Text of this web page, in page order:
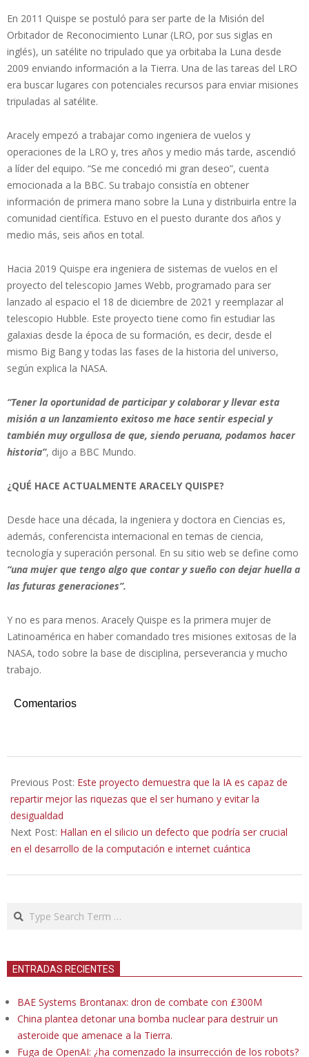
En 2011 Quispe se postuló para ser parte de la Misión del
Orbitador de Reconocimiento Lunar (LRO, por sus siglas en
inglés), un satélite no tripulado que ya orbitaba la Luna desde
2009 enviando información a la Tierra. Una de las tareas del LRO
era buscar lugares con potenciales recursos para enviar misiones
tripuladas al satélite.
Aracely empezó a trabajar como ingeniera de vuelos y
operaciones de la LRO y, tres años y medio más tarde, ascendió
a líder del equipo. “Se me concedió mi gran deseo”, cuenta
emocionada a la BBC. Su trabajo consistía en obtener
información de primera mano sobre la Luna y distribuirla entre la
comunidad científica. Estuvo en el puesto durante dos años y
medio más, seis años en total.
Hacia 2019 Quispe era ingeniera de sistemas de vuelos en el
proyecto del telescopio James Webb, programado para ser
lanzado al espacio el 18 de diciembre de 2021 y reemplazar al
telescopio Hubble. Este proyecto tiene como fin estudiar las
galaxias desde la época de su formación, es decir, desde el
mismo Big Bang y todas las fases de la historia del universo,
según explica la NASA.
“Tener la oportunidad de participar y colaborar y llevar esta
misión a un lanzamiento exitoso me hace sentir especial y
también muy orgullosa de que, siendo peruana, podamos hacer
historia”, dijo a BBC Mundo.
¿QUÉ HACE ACTUALMENTE ARACELY QUISPE?
Desde hace una década, la ingeniera y doctora en Ciencias es,
además, conferencista internacional en temas de ciencia,
tecnología y superación personal. En su sitio web se define como
“una mujer que tengo algo que contar y sueño con dejar huella a
las futuras generaciones”.
Y no es para menos. Aracely Quispe es la primera mujer de
Latinoamérica en haber comandado tres misiones exitosas de la
NASA, todo sobre la base de disciplina, perseverancia y mucho
trabajo.
Comentarios
07-
14
Previous Post: Este proyecto demuestra que la IA es capaz de
repartir mejor las riquezas que el ser humano y evitar la
desigualdad
Next Post: Hallan en el silicio un defecto que podría ser crucial
en el desarrollo de la computación e internet cuántica
Search
ENTRADAS RECIENTES
BAE Systems Brontanax: dron de combate con £300M
China plantea detonar una bomba nuclear para destruir un
asteroide que amenace a la Tierra.
Fuga de OpenAI: ¿ha comenzado la insurrección de los robots?